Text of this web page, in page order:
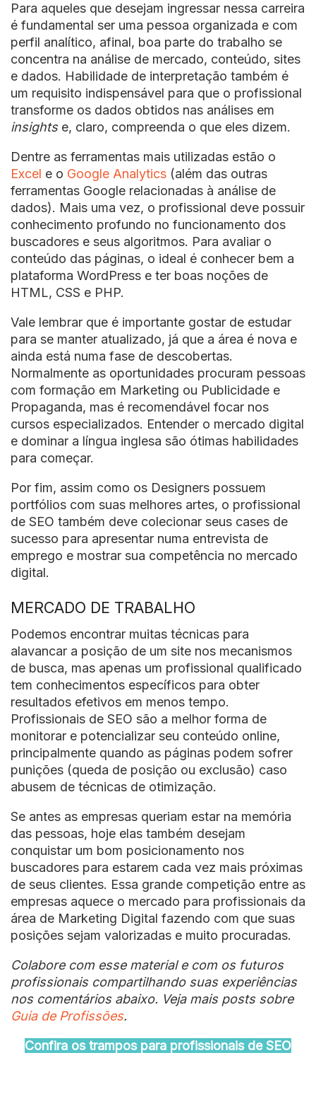
Para aqueles que desejam ingressar nessa carreira
é fundamental ser uma pessoa organizada e com
perfil analítico, afinal, boa parte do trabalho se
concentra na análise de mercado, conteúdo, sites
e dados. Habilidade de interpretação também é
um requisito indispensável para que o profissional
transforme os dados obtidos nas análises em
insightse, claro, compreenda o que eles dizem.
Dentre as ferramentas mais utilizadas estão o
Excel e o Google Analytics (além das outras
ferramentas Google relacionadas à análise de
dados). Mais uma vez, o profissional deve possuir
conhecimento profundo no funcionamento dos
buscadores e seus algoritmos. Para avaliar o
conteúdo das páginas, o ideal é conhecer bem a
plataforma WordPress e ter boas noções de
HTML, CSS e PHP.
Vale lembrar que é importante gostar de estudar
para se manter atualizado, já que a área é nova e
ainda está numa fase de descobertas.
Normalmente as oportunidades procuram pessoas
com formação em Marketing ou Publicidade e
Propaganda, mas é recomendável focar nos
cursos especializados. Entender o mercado digital
e dominar a língua inglesa são ótimas habilidades
para começar.
Por fim, assim como os Designers possuem
portfólios com suas melhores artes, o profissional
de SEO também deve colecionar seus cases de
sucesso para apresentar numa entrevista de
emprego e mostrar sua competência no mercado
digital.
MERCADO DE TRABALHO
Podemos encontrar muitas técnicas para
alavancar a posição de um site nos mecanismos
de busca, mas apenas um profissional qualificado
tem conhecimentos específicos para obter
resultados efetivos em menos tempo.
Profissionais de SEO são a melhor forma de
monitorar e potencializar seu conteúdo online,
principalmente quando as páginas podem sofrer
punições (queda de posição ou exclusão) caso
abusem de técnicas de otimização.
Se antes as empresas queriam estar na memória
das pessoas, hoje elas também desejam
conquistar um bom posicionamento nos
buscadores para estarem cada vez mais próximas
de seus clientes. Essa grande competição entre as
empresas aquece o mercado para profissionais da
área de Marketing Digital fazendo com que suas
posições sejam valorizadas e muito procuradas.
Colabore com esse material e com os futuros
profissionais compartilhando suas experiências
nos comentários abaixo. Veja mais posts sobre
Guia de Profissões.
Confira os trampos para profissionais de SEO